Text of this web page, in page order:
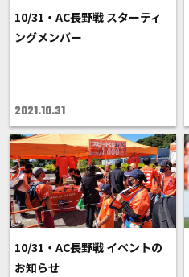
10/31・AC長野戦 スターティ
ングメンバー
2021.10.31
10/31・AC長野戦 イベントの
お知らせ